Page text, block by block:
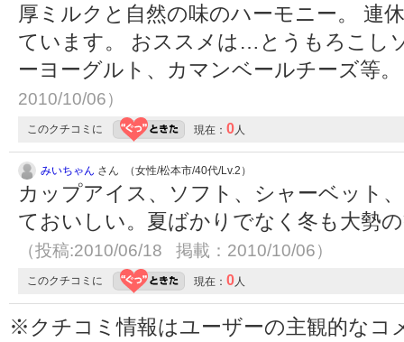
厚ミルクと自然の味のハーモニー。 連
ています。 おススメは…とうもろこし
ーヨーグルト、カマンベールチーズ等
2010/10/06）
このクチコミに 現在： 0人
みいちゃん さん （女性/松本市/40代/Lv.2）
カップアイス、ソフト、シャーベット
ておいしい。夏ばかりでなく冬も大勢
（投稿:2010/06/18 掲載：2010/10/06）
このクチコミに 現在： 0人
※クチコミ情報はユーザーの主観的なコ